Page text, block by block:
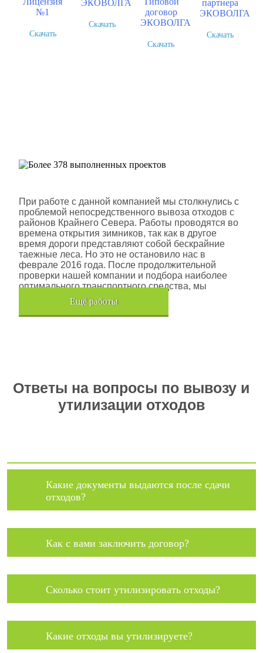
Скачать
Скачать
Скачать
Скачать
При работе с данной компанией мы столкнулись с
проблемой непосредственного вывоза отходов с
районов Крайнего Севера. Работы проводятся во
времена открытия зимников, так как в другое
время дороги представляют собой бескрайние
таежные леса. Но это не остановило нас в
феврале 2016 года. После продолжительной
проверки нашей компании и подбора наиболее
оптимального транспортного средства, мы
помогли данной компании.
Eщё работы
Ответы на вопросы по вывозу и
утилизации отходов
Какие документы выдаются после сдачи
отходов?
Как с вами заключить договор?
Сколько стоит утилизировать отходы?
Какие отходы вы утилизируете?